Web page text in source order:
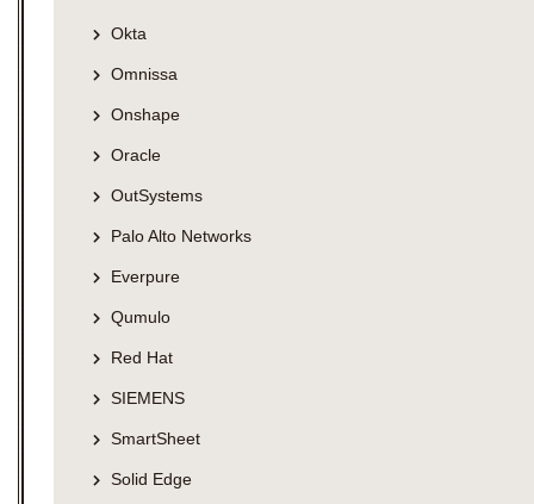
Okta
Omnissa
Onshape
Oracle
OutSystems
Palo Alto Networks
Everpure
Qumulo
Red Hat
SIEMENS
SmartSheet
Solid Edge